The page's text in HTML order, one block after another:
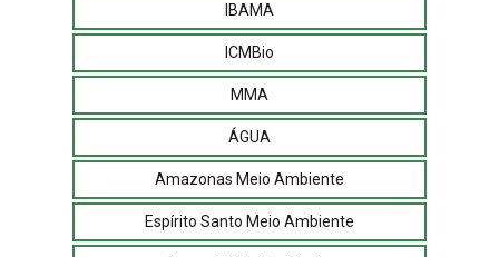
IBAMA
ICMBio
MMA
ÁGUA
Amazonas Meio Ambiente
Espírito Santo Meio Ambiente